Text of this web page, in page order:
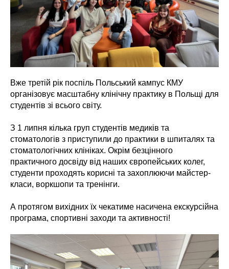
Вже третій рік поспіль Польський кампус КМУ
організовує масштабну клінічну практику в Польщі для
студентів зі всього світу.
З 1 липня кілька груп студентів медиків та
стоматологів з приступили до практики в шпиталях та
стоматологічних клініках. Окрім безцінного
практичного досвіду від наших європейських колег,
студенти проходять корисні та захоплюючи майстер-
класи, воркшопи та тренінги.
А протягом вихідних їх чекатиме насичена екскурсійна
програма, спортивні заходи та активності!